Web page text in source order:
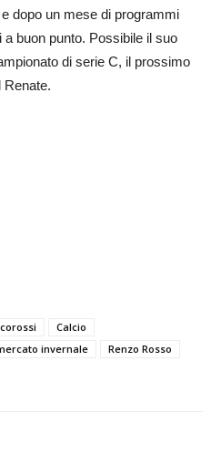
dopo un mese di programmi
a buon punto. Possibile il suo
di serie C, il prossimo
Renate.
Calcio
invernale
Renzo Rosso